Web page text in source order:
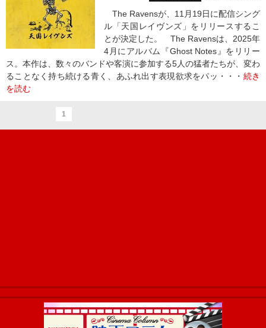
The Ravensが、11月19日に配信シング
ル「天国レイヴンズ」をリリースするこ
とが決定した。 The Ravensは、2025年
4月にアルバム『Ghost Notes』をリリー
ス。本作は、数々のバンドや客演に参加する5人の猛者たちが、変わ
ることなく持ち続ける青く、あふれ出す表現欲求をパッ・・・ 続き
を読む
1